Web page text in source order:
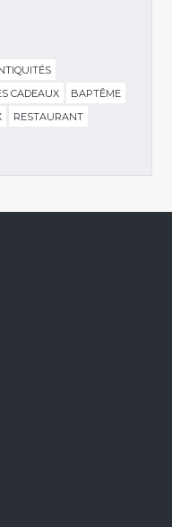
CADEAUX
BAPTÊME
RESTAURANT